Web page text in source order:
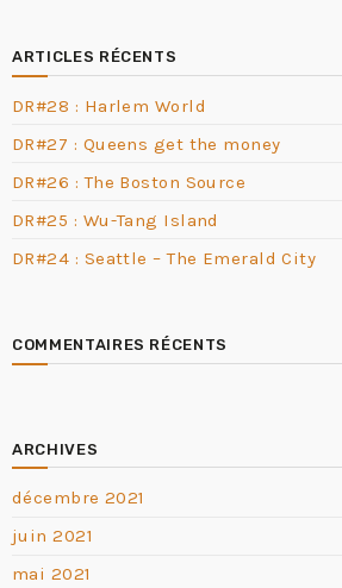
ARTICLES RÉCENTS
DR#28 : Harlem World
DR#27 : Queens get the money
DR#26 : The Boston Source
DR#25 : Wu-Tang Island
DR#24 : Seattle – The Emerald City
COMMENTAIRES RÉCENTS
ARCHIVES
décembre 2021
juin 2021
mai 2021